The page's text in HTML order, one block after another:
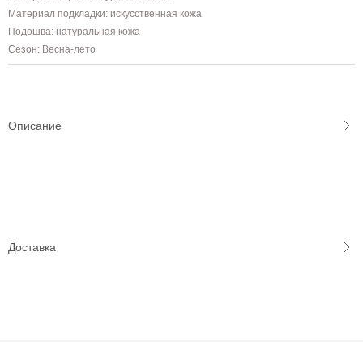
Материал подкладки: искусственная кожа
Подошва: натуральная кожа
Сезон: Весна-лето
Описание
Доставка